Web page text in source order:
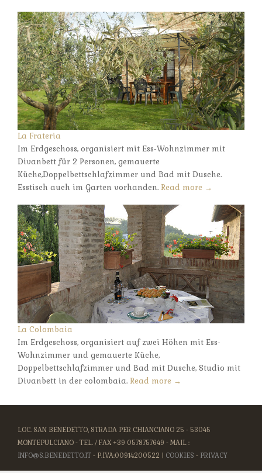
La Frateria
Im Erdgeschoss, organisiert mit Ess-Wohnzimmer mit
Divanbett für 2 Personen, gemauerte
Küche,Doppelbettschlafzimmer und Bad mit Dusche.
Esstisch auch im Garten vorhanden. Read more →
La Colombaia
Im Erdgeschoss, organisiert auf zwei Höhen mit Ess-
Wohnzimmer und gemauerte Küche,
Doppelbettschlafzimmer und Bad mit Dusche, Studio mit
Divanbett in der colombaia. Read more →
LOC. SAN BENEDETTO, STRADA PER CHIANCIANO 25 - 53045
MONTEPULCIANO - TEL. / FAX +39 0578757649 - MAIL :
INFO@S.BENEDETTO.IT - P.IVA:00914200522 | COOKIES - PRIVACY